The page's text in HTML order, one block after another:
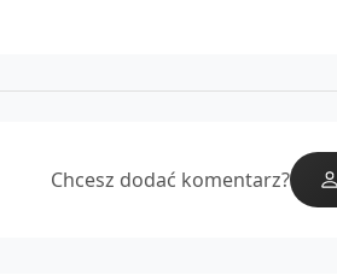
Chcesz dodać komentarz?